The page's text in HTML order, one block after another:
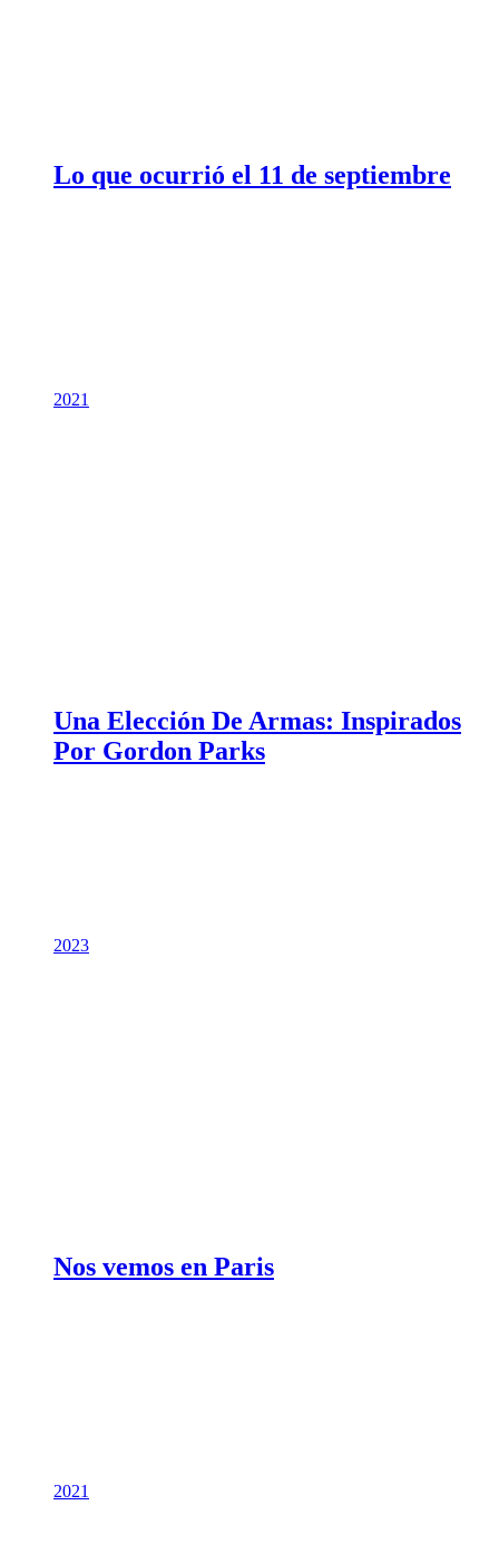
Lo que ocurrió el 11 de septiembre
2021
Una Elección De Armas: Inspirados
Por Gordon Parks
2023
Nos vemos en Paris
2021